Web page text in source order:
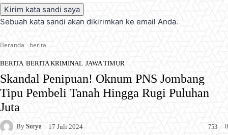
Sebuah kata sandi akan dikirimkan ke email Anda.
Beranda berita
BERITA BERITA KRIMINAL JAWA TIMUR
Skandal Penipuan! Oknum PNS Jombang
Tipu Pembeli Tanah Hingga Rugi Puluhan
Juta
By Surya 17 Juli 2024 0
753